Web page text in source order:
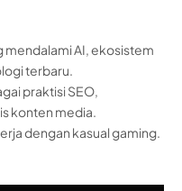
mendalami AI, ekosistem
terbaru.
praktisi SEO,
konten media.
dengan kasual gaming.